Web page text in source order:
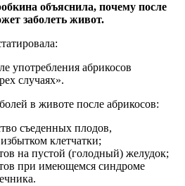
объяснила, почему после
заболеть живот.
употребления абрикосов
случаях».
в животе после абрикосов:
съеденных плодов,
клетчатки;
на пустой (голодный) желудок;
при имеющемся синдроме